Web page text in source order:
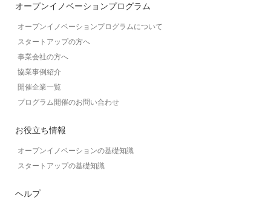
オープンイノベーションプログラム
オープンイノベーションプログラムについて
スタートアップの方へ
事業会社の方へ
協業事例紹介
開催企業一覧
プログラム開催のお問い合わせ
お役立ち情報
オープンイノベーションの基礎知識
スタートアップの基礎知識
ヘルプ